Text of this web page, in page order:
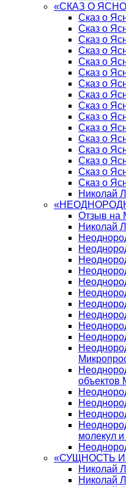
«СКАЗ О
Сказ о
Сказ о
Сказ о
Сказ о
Сказ о
Сказ о
Сказ о
Сказ о
Сказ о
Сказ о
Сказ о
Сказ о
Сказ о
Сказ о
Сказ о
Сказ о
Николай
Отзыв на
Николай
объектов
молекул
«СУЩНОСТЬ И
Николай
Николай